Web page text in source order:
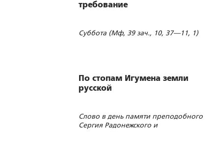
требование
Суббота (Мф, 39 зач., 10, 37—11, 1)
По стопам Игумена земли
русской
Слово в день памяти преподобного
Сергия Радонежского и